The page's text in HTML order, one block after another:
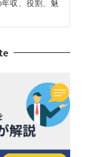
収、役割、魅